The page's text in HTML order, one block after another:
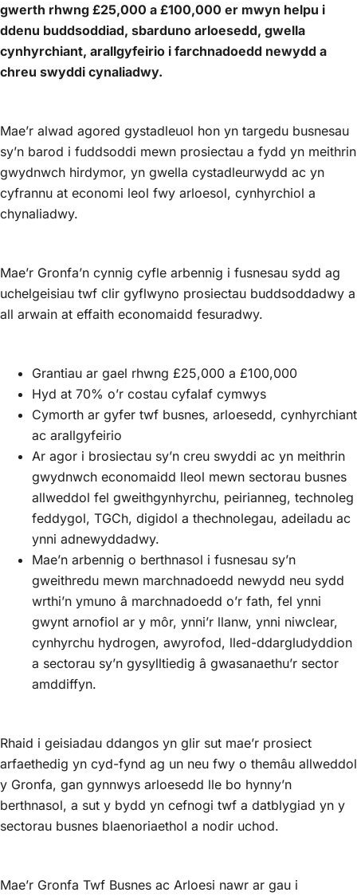
gwerth rhwng £25,000 a £100,000 er mwyn helpu i
ddenu buddsoddiad, sbarduno arloesedd, gwella
cynhyrchiant, arallgyfeirio i farchnadoedd newydd a
chreu swyddi cynaliadwy.
Mae’r alwad agored gystadleuol hon yn targedu busnesau
sy’n barod i fuddsoddi mewn prosiectau a fydd yn meithrin
gwydnwch hirdymor, yn gwella cystadleurwydd ac yn
cyfrannu at economi leol fwy arloesol, cynhyrchiol a
chynaliadwy.
Mae’r Gronfa’n cynnig cyfle arbennig i fusnesau sydd ag
uchelgeisiau twf clir gyflwyno prosiectau buddsoddadwy a
all arwain at effaith economaidd fesuradwy.
Grantiau ar gael rhwng £25,000 a £100,000
Hyd at 70% o’r costau cyfalaf cymwys
Cymorth ar gyfer twf busnes, arloesedd, cynhyrchiant
ac arallgyfeirio
Ar agor i brosiectau sy’n creu swyddi ac yn meithrin
gwydnwch economaidd lleol mewn sectorau busnes
allweddol fel gweithgynhyrchu, peirianneg, technoleg
feddygol, TGCh, digidol a thechnolegau, adeiladu ac
ynni adnewyddadwy.
Mae’n arbennig o berthnasol i fusnesau sy’n
gweithredu mewn marchnadoedd newydd neu sydd
wrthi’n ymuno â marchnadoedd o’r fath, fel ynni
gwynt arnofiol ar y môr, ynni’r llanw, ynni niwclear,
cynhyrchu hydrogen, awyrofod, lled-ddargludyddion
a sectorau sy’n gysylltiedig â gwasanaethu’r sector
amddiffyn.
Rhaid i geisiadau ddangos yn glir sut mae’r prosiect
arfaethedig yn cyd-fynd ag un neu fwy o themâu allweddol
y Gronfa, gan gynnwys arloesedd lle bo hynny’n
berthnasol, a sut y bydd yn cefnogi twf a datblygiad yn y
sectorau busnes blaenoriaethol a nodir uchod.
Mae’r Gronfa Twf Busnes ac Arloesi nawr ar gau i